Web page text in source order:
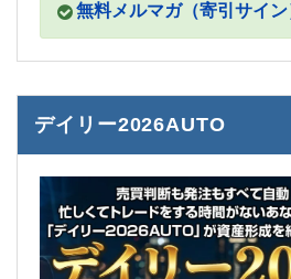
無料メルマガ（寄引サイン
デイリー2026AUTO